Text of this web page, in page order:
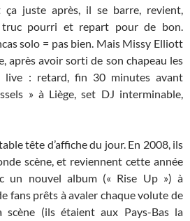
ça juste après, il se barre, revient,
truc pourri et repart pour de bon.
solo = pas bien. Mais Missy Elliott
après avoir sorti de son chapeau les
live : retard, fin 30 minutes avant
» à Liège, set DJ interminable,
tête d’affiche du jour. En 2008, ils
scène, et reviennent cette année
un nouvel album (« Rise Up ») à
fans prêts à avaler chaque volute de
scène (ils étaient aux Pays-Bas la